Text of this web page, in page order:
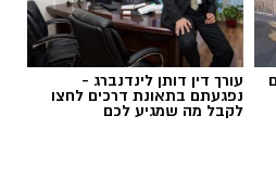
עורך דין דותן לינדנברג -
נפגעתם בתאונת דרכים לחצו
לקבל מה שמגיע לכם